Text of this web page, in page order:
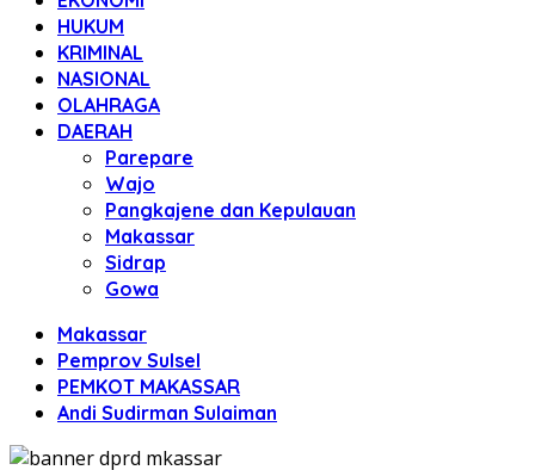
HUKUM
KRIMINAL
NASIONAL
OLAHRAGA
DAERAH
Parepare
Wajo
Pangkajene dan Kepulauan
Makassar
Sidrap
Gowa
Makassar
Pemprov Sulsel
PEMKOT MAKASSAR
Andi Sudirman Sulaiman